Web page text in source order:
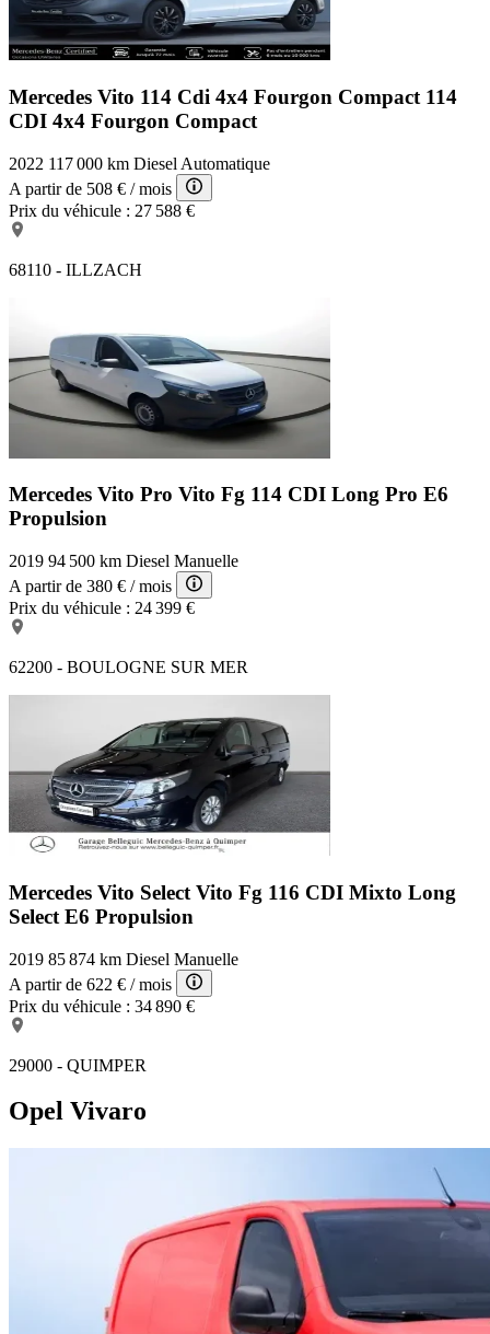
Mercedes Vito 114 Cdi 4x4 Fourgon Compact 114
CDI 4x4 Fourgon Compact
2022 117 000 km Diesel Automatique
A partir de 508 € / mois
Prix du véhicule : 27 588 €
68110 - ILLZACH
Mercedes Vito Pro Vito Fg 114 CDI Long Pro E6
Propulsion
2019 94 500 km Diesel Manuelle
A partir de 380 € / mois
Prix du véhicule : 24 399 €
62200 - BOULOGNE SUR MER
Mercedes Vito Select Vito Fg 116 CDI Mixto Long
Select E6 Propulsion
2019 85 874 km Diesel Manuelle
A partir de 622 € / mois
Prix du véhicule : 34 890 €
29000 - QUIMPER
Opel Vivaro